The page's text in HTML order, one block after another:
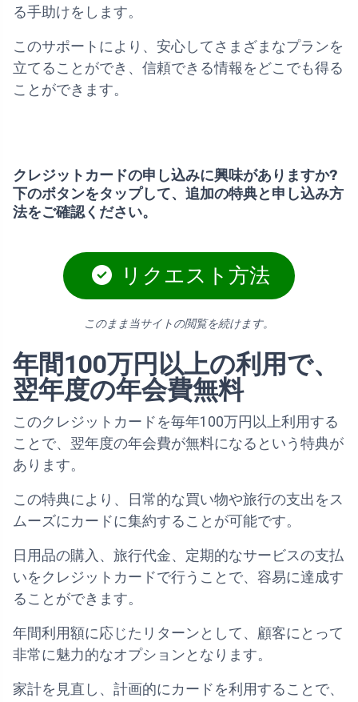
る手助けをします。
このサポートにより、安心してさまざまなプランを
立てることができ、信頼できる情報をどこでも得る
ことができます。
クレジットカードの申し込みに興味がありますか?
下のボタンをタップして、追加の特典と申し込み方
法をご確認ください。
リクエスト方法
このまま当サイトの閲覧を続けます。
年間100万円以上の利用で、
翌年度の年会費無料
このクレジットカードを毎年100万円以上利用する
ことで、翌年度の年会費が無料になるという特典が
あります。
この特典により、日常的な買い物や旅行の支出をス
ムーズにカードに集約することが可能です。
日用品の購入、旅行代金、定期的なサービスの支払
いをクレジットカードで行うことで、容易に達成す
ることができます。
年間利用額に応じたリターンとして、顧客にとって
非常に魅力的なオプションとなります。
家計を見直し、計画的にカードを利用することで、